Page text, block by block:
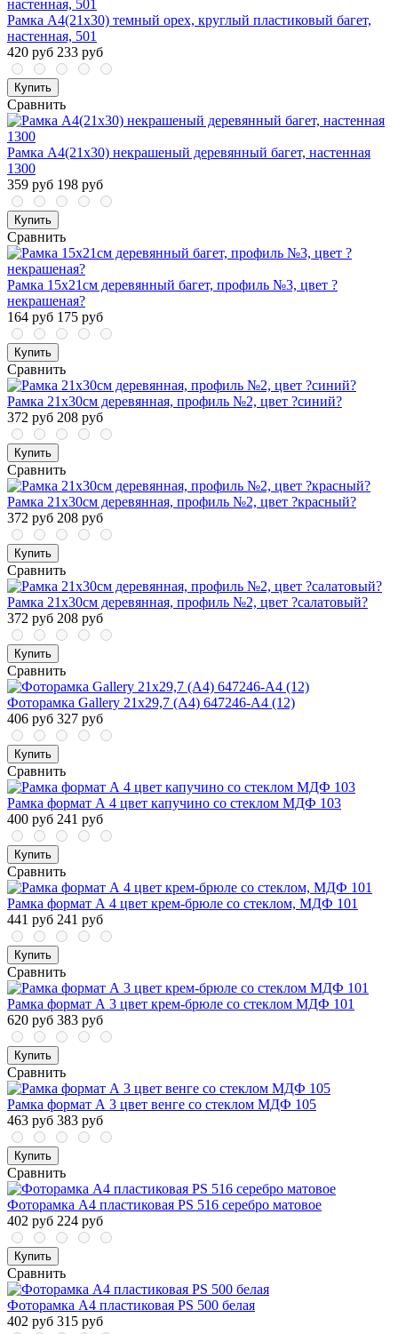
Рамка А4(21х30) темный орех, круглый пластиковый багет,
настенная, 501
420 руб 233 руб
Купить
Сравнить
Рамка А4(21х30) некрашеный деревянный багет, настенная
1300
359 руб 198 руб
Купить
Сравнить
Рамка 15х21см деревянный багет, профиль №3, цвет ?
некрашеная?
164 руб 175 руб
Купить
Сравнить
Рамка 21х30см деревянная, профиль №2, цвет ?синий?
372 руб 208 руб
Купить
Сравнить
Рамка 21х30см деревянная, профиль №2, цвет ?красный?
372 руб 208 руб
Купить
Сравнить
Рамка 21х30см деревянная, профиль №2, цвет ?салатовый?
372 руб 208 руб
Купить
Сравнить
Фоторамка Gallery 21x29,7 (A4) 647246-A4 (12)
406 руб 327 руб
Купить
Сравнить
Рамка формат А 4 цвет капучино со стеклом МДФ 103
400 руб 241 руб
Купить
Сравнить
Рамка формат А 4 цвет крем-брюле со стеклом, МДФ 101
441 руб 241 руб
Купить
Сравнить
Рамка формат А 3 цвет крем-брюле со стеклом МДФ 101
620 руб 383 руб
Купить
Сравнить
Рамка формат А 3 цвет венге со стеклом МДФ 105
463 руб 383 руб
Купить
Сравнить
Фоторамка А4 пластиковая PS 516 серебро матовое
402 руб 224 руб
Купить
Сравнить
Фоторамка А4 пластиковая PS 500 белая
402 руб 315 руб